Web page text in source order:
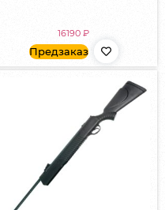
16190₽
Предзаказ